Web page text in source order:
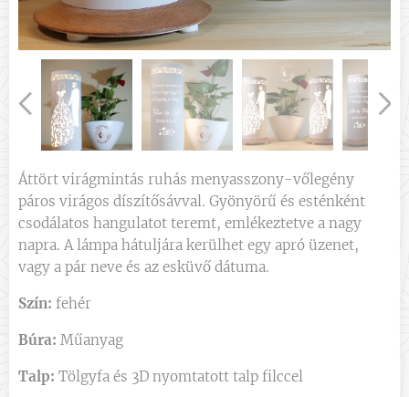
Áttört virágmintás ruhás menyasszony-vőlegény
páros virágos díszítősávval. Gyönyörű és esténként
csodálatos hangulatot teremt, emlékeztetve a nagy
napra. A lámpa hátuljára kerülhet egy apró üzenet,
vagy a pár neve és az esküvő dátuma.
Szín: fehér
Búra: Műanyag
Talp: Tölgyfa és 3D nyomtatott talp filccel